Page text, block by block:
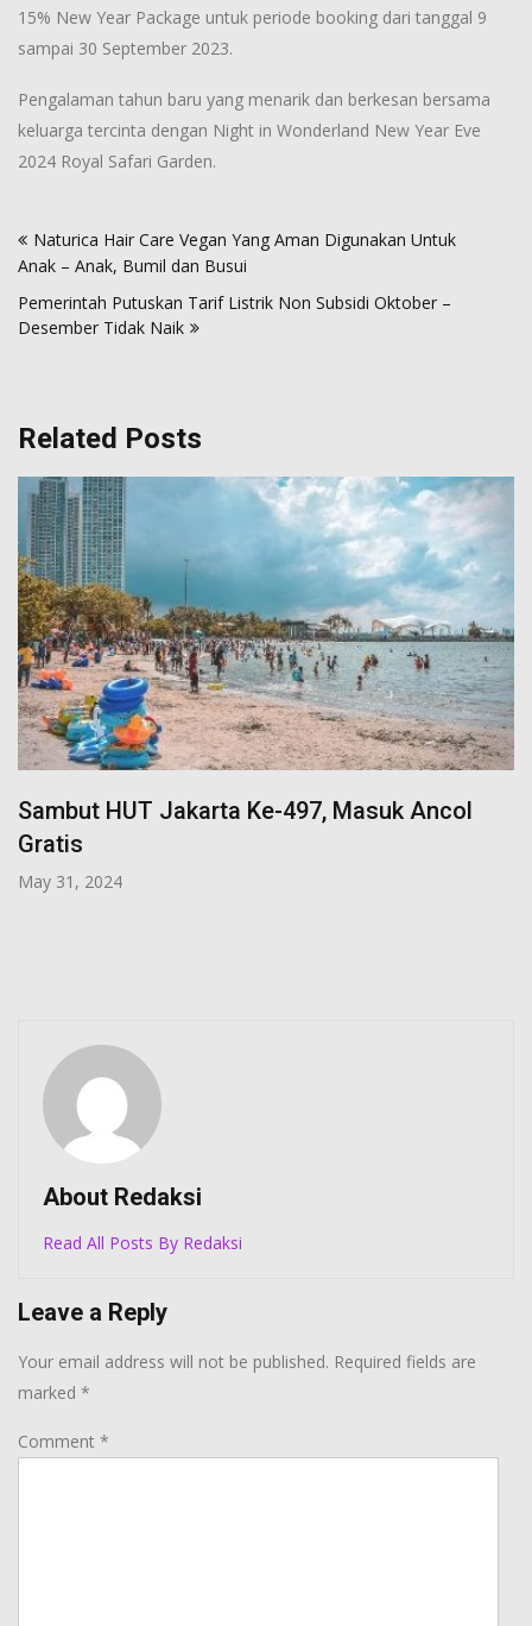
15% New Year Package untuk periode booking dari tanggal 9
sampai 30 September 2023.
Pengalaman tahun baru yang menarik dan berkesan bersama
keluarga tercinta dengan Night in Wonderland New Year Eve
2024 Royal Safari Garden.
navigation
Naturica Hair Care Vegan Yang Aman Digunakan Untuk
Anak – Anak, Bumil dan Busui
Pemerintah Putuskan Tarif Listrik Non Subsidi Oktober –
Desember Tidak Naik
Related Posts
Buka Puasa Bersama Anak Yatim di
Ramadhan Berkah di Royal Safari Garden
About Redaksi
Read All Posts By Redaksi
Leave a Reply
Your email address will not be published. Required fields are
marked *
Comment *